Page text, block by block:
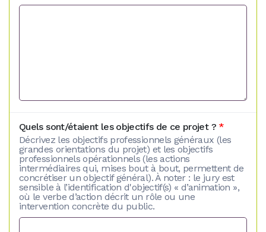
Quels sont/étaient les objectifs de ce projet ? *
Décrivez les objectifs professionnels généraux (les
grandes orientations du projet) et les objectifs
professionnels opérationnels (les actions
intermédiaires qui, mises bout à bout, permettent de
concrétiser un objectif général). À noter : le jury est
sensible à l’identification d'objectif(s) « d’animation »,
où le verbe d’action décrit un rôle ou une
intervention concrète du public.